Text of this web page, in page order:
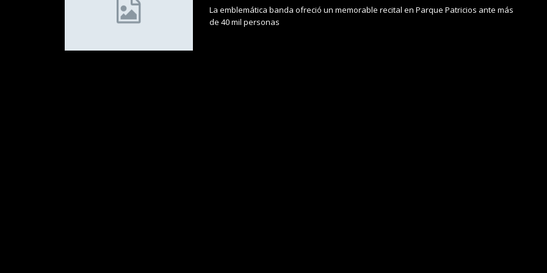
La emblemática banda ofreció un memorable recital en Parque Patricios ante más
de 40 mil personas